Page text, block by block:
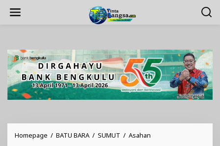
Homepage / BATU BARA / SUMUT / Asahan